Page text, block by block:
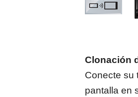
Clonación
Conecte su
pantalla en